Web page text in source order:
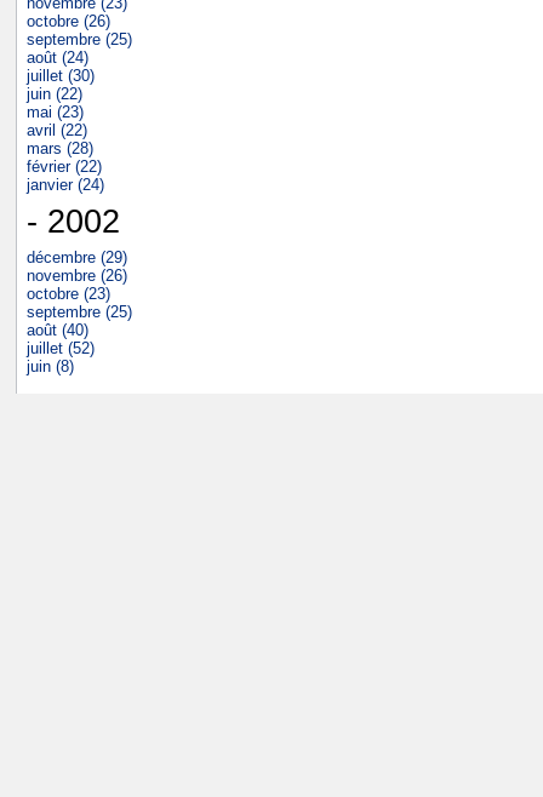
octobre (26)
septembre (25)
août (24)
juillet (30)
juin (22)
mai (23)
avril (22)
mars (28)
février (22)
janvier (24)
- 2002
décembre (29)
novembre (26)
octobre (23)
septembre (25)
août (40)
juillet (52)
juin (8)